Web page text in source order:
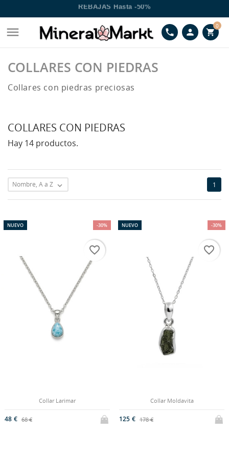
REBAJAS Hasta -50%
 phone person shopping_cart
0
COLLARES CON PIEDRAS
Collares con piedras preciosas
COLLARES CON PIEDRAS
Hay 14 productos.
Nombre, A a Z  1
-30%
NUEVO
Collar Larimar
48 € 68 €
favorite_border
-30%
NUEVO
Collar Moldavita
125 € 178 €
favorite_border